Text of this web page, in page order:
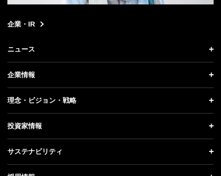
企業・IR
ニュース
ニュース トップ
プレスリリース
更新情報
記者説明会
企業情報
企業情報 トップ
社長メッセージ
事業紹介
理念・ビジョン・戦略
理念・ビジョン・戦略 トップ
成長戦略「Activate AI for Society」
投資家情報
投資家情報 トップ
経営方針
サステナビリティ
サステナビリティ トップ